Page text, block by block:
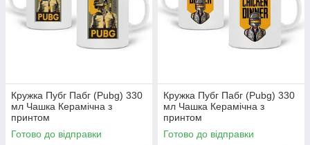
Кружка Пубг Пабг (Pubg) 330
мл Чашка Керамічна з
принтом
Готово до відправки
Кружка Пубг Пабг (Pubg) 330
мл Чашка Керамічна з
принтом
Готово до відправки